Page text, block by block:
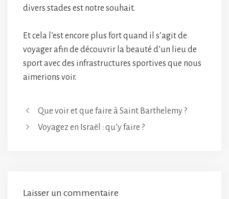
divers stades est notre souhait.
Et cela l’est encore plus fort quand il s’agit de
voyager afin de découvrir la beauté d’un lieu de
sport avec des infrastructures sportives que nous
aimerions voir.
Que voir et que faire à Saint Barthelemy ?
Voyagez en Israël : qu’y faire ?
Laisser un commentaire